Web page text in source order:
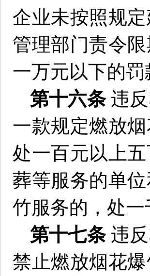
企业未按照规
管理部门责令
一万元以下的罚
第十六条违
一款规定燃放
处一百元以上
葬等服务的单
竹服务的，处
第十七条违
禁止燃放烟花